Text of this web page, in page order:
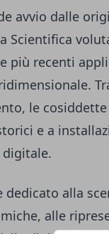
avvio dalle
Scientifica
più recenti
le cosiddette
e a
digitale.
dedicato alla
alle